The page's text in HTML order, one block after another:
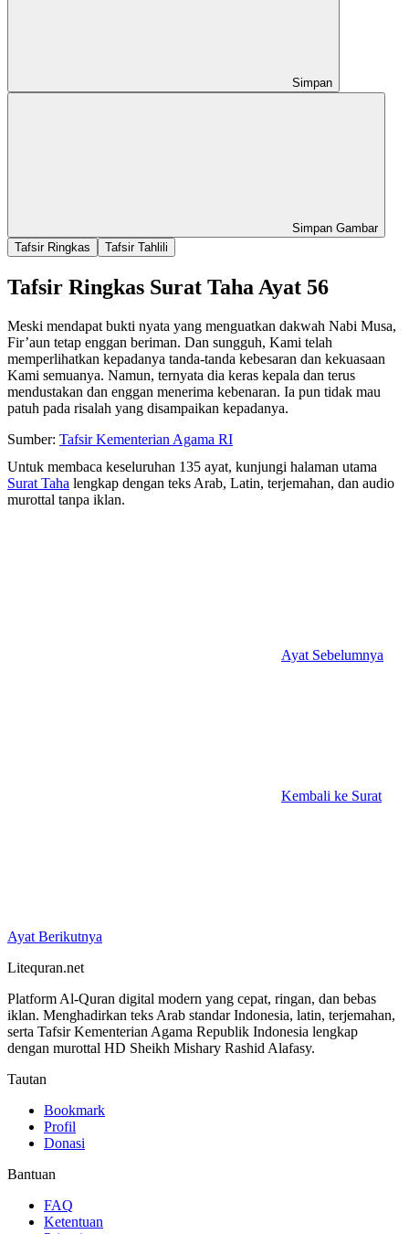
Simpan
Simpan Gambar
Tafsir Ringkas
Tafsir Tahlili
Tafsir Ringkas Surat Taha Ayat 56
Meski mendapat bukti nyata yang menguatkan dakwah Nabi Musa,
Fir’aun tetap enggan beriman. Dan sungguh, Kami telah
memperlihatkan kepadanya tanda-tanda kebesaran dan kekuasaan
Kami semuanya. Namun, ternyata dia keras kepala dan terus
mendustakan dan enggan menerima kebenaran. Ia pun tidak mau
patuh pada risalah yang disampaikan kepadanya.
Sumber: Tafsir Kementerian Agama RI
Untuk membaca keseluruhan 135 ayat, kunjungi halaman utama
Surat Taha lengkap dengan teks Arab, Latin, terjemahan, dan audio
murottal tanpa iklan.
Ayat Sebelumnya
Kembali ke Surat
Ayat Berikutnya
Litequran.net
Platform Al-Quran digital modern yang cepat, ringan, dan bebas
iklan. Menghadirkan teks Arab standar Indonesia, latin, terjemahan,
serta Tafsir Kementerian Agama Republik Indonesia lengkap
dengan murottal HD Sheikh Mishary Rashid Alafasy.
Tautan
Bookmark
Profil
Donasi
Bantuan
FAQ
Ketentuan